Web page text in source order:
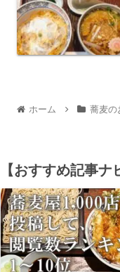
ホーム 蕎麦の
【おすすめ記事ナ